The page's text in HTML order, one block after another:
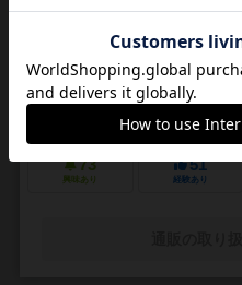
悪夢のような街で他の狩人を出し
ＰＳ４で発売されたフロムソフト
ーム化。 かつて栄華を極めた古
びこっていた。あなたは「獣の病
73
興味あり
51
経験あり